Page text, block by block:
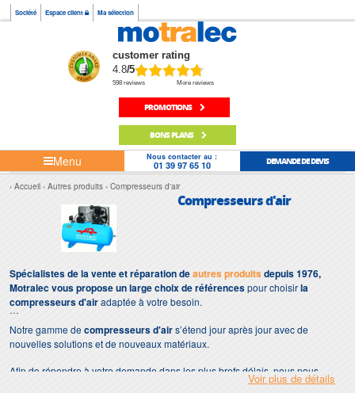
Société Espace client Ma sélection
customer rating
4.8/5
598 reviews More reviews
PROMOTIONS
BONS PLANS
Menu Nous contacter au :
01 39 97 65 10 DEMANDE DE DEVIS
Accueil Autres produits Compresseurs d'air
Compresseurs d'air
Spécialistes de la vente et réparation deautres produits depuis 1976,
Motralec vous propose un large choix de référencespour choisirla
compresseurs d'airadaptée à votre besoin.
Notre gamme decompresseurs d'airs’étend jour après jour avec de
nouvelles solutions et de nouveaux matériaux.
Afin de répondre à votre demande dans les plus brefs délais, nous nous
compresseurs d'air
Voir plus de détails